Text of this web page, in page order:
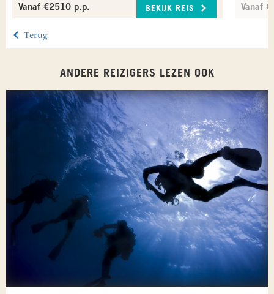
Vanaf €2510 p.p. BEKIJK REIS Vanaf
Terug
ANDERE REIZIGERS LEZEN OOK